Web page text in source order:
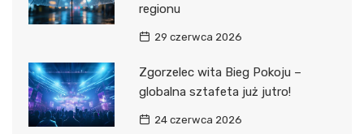
regionu
29 czerwca 2026
Zgorzelec wita Bieg Pokoju –
globalna sztafeta już jutro!
24 czerwca 2026